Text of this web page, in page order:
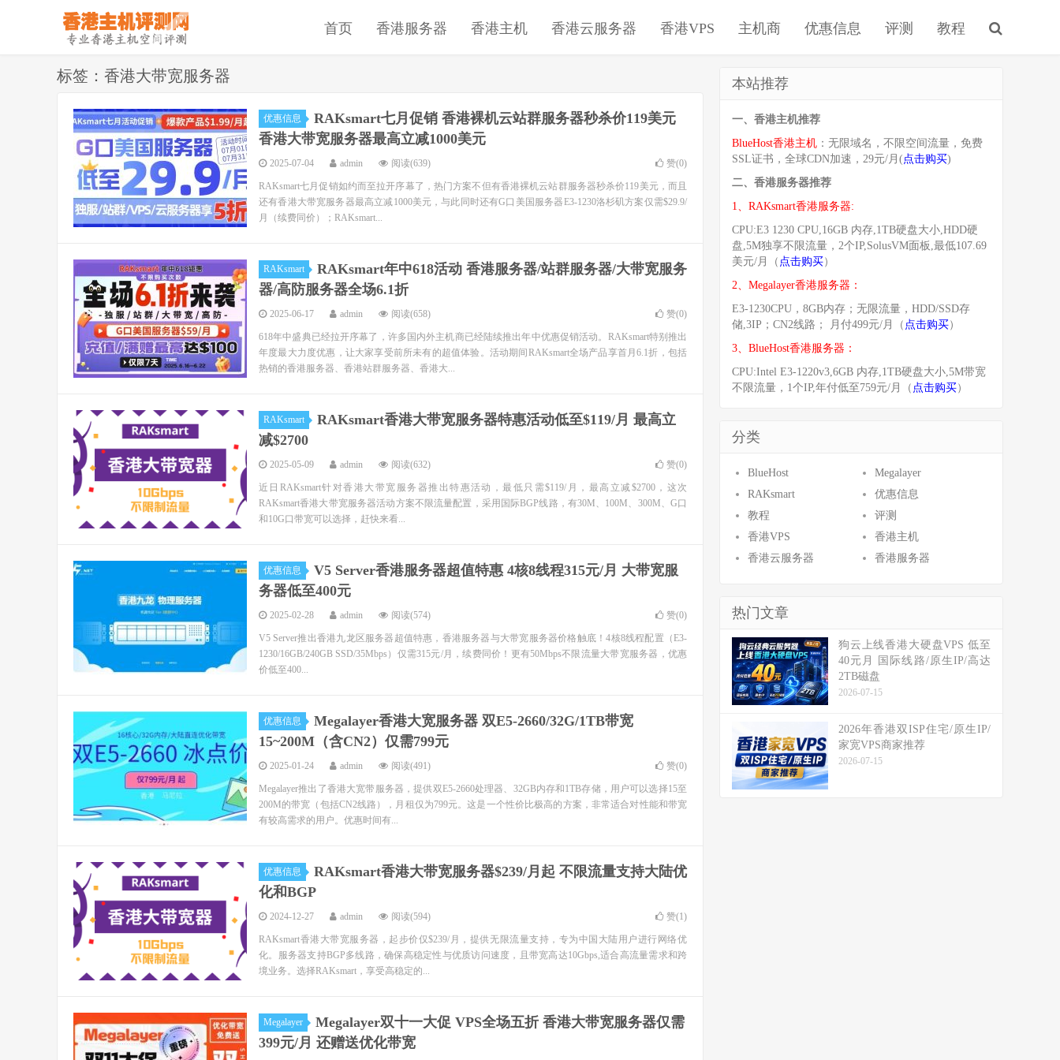
首页 香港服务器 香港主机 香港云服务器 香港VPS 主机商 优惠信息 评测 教程
标签：香港大带宽服务器
优惠信息
RAKsmart七月促销 香港裸机云站群服务器秒杀价119美元
香港大带宽服务器最高立减1000美元
2025-07-04 admin 阅读(639) 赞(0)
RAKsmart七月促销如约而至拉开序幕了，热门方案不但有香港裸机云站群服务器秒杀价119美元，而且
还有香港大带宽服务器最高立减1000美元，与此同时还有G口美国服务器E3-1230洛杉矶方案仅需$29.9/
月（续费同价）；RAKsmart...
RAKsmart
RAKsmart年中618活动 香港服务器/站群服务器/大带宽服务
器/高防服务器全场6.1折
2025-06-17 admin 阅读(658) 赞(0)
618年中盛典已经拉开序幕了，许多国内外主机商已经陆续推出年中优惠促销活动。RAKsmart特别推出
年度最大力度优惠，让大家享受前所未有的超值体验。活动期间RAKsmart全场产品享首月6.1折，包括
热销的香港服务器、香港站群服务器、香港大...
RAKsmart
RAKsmart香港大带宽服务器特惠活动低至$119/月 最高立
减$2700
2025-05-09 admin 阅读(632) 赞(0)
近日RAKsmart针对香港大带宽服务器推出特惠活动，最低只需$119/月，最高立减$2700，这次
RAKsmart香港大带宽服务器活动方案不限流量配置，采用国际BGP线路，有30M、100M、300M、G口
和10G口带宽可以选择，赶快来看...
优惠信息
V5 Server香港服务器超值特惠 4核8线程315元/月 大带宽服
务器低至400元
2025-02-28 admin 阅读(574) 赞(0)
V5 Server推出香港九龙区服务器超值特惠，香港服务器与大带宽服务器价格触底！4核8线程配置（E3-
1230/16GB/240GB SSD/35Mbps）仅需315元/月，续费同价！更有50Mbps不限流量大带宽服务器，优惠
价低至400...
优惠信息
Megalayer香港大宽服务器 双E5-2660/32G/1TB带宽
15~200M（含CN2）仅需799元
2025-01-24 admin 阅读(491) 赞(0)
Megalayer推出了香港大宽带服务器，提供双E5-2660处理器、32GB内存和1TB存储，用户可以选择15至
200M的带宽（包括CN2线路），月租仅为799元。这是一个性价比极高的方案，非常适合对性能和带宽
有较高需求的用户。优惠时间有...
优惠信息
RAKsmart香港大带宽服务器$239/月起 不限流量支持大陆优
化和BGP
2024-12-27 admin 阅读(594) 赞(1)
RAKsmart香港大带宽服务器，起步价仅$239/月，提供无限流量支持，专为中国大陆用户进行网络优
化。服务器支持BGP多线路，确保高稳定性与优质访问速度，且带宽高达10Gbps,适合高流量需求和跨
境业务。选择RAKsmart，享受高稳定的...
Megalayer
Megalayer双十一大促 VPS全场五折 香港大带宽服务器仅需
399元/月 还赠送优化带宽
本站推荐
一、香港主机推荐
BlueHost香港主机 ：无限域名，不限空间流量，免费
SSL证书，全球CDN加速，29元/月(点击购买)
二、香港服务器推荐
1、RAKsmart香港服务器:
CPU:E3 1230 CPU,16GB 内存,1TB硬盘大小,HDD硬
盘,5M独享不限流量，2个IP,SolusVM面板,最低107.69
美元/月（ 点击购买）
2、Megalayer香港服务器：
E3-1230CPU，8GB内存；无限流量，HDD/SSD存
储,3IP；CN2线路； 月付499元/月（ 点击购买）
3、BlueHost香港服务器：
CPU:Intel E3-1220v3,6GB 内存,1TB硬盘大小,5M带宽
不限流量，1个IP,年付低至759元/月（ 点击购买）
分类
BlueHost
Megalayer
RAKsmart
优惠信息
教程
评测
香港VPS
香港主机
香港云服务器
香港服务器
热门文章
狗云上线香港大硬盘VPS 低至
40元月 国际线路/原生IP/高达
2TB磁盘
2026-07-15
2026年香港双ISP住宅/原生IP/
家宽VPS商家推荐
2026-07-15